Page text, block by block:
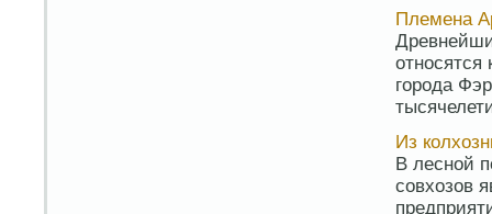
Племена
относятся
города
Из
В лесной
совхозов